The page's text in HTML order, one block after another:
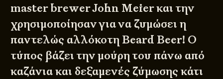
master brewer John Meier και την
χρησιμοποίησαν για να ζυμώσει η
παντελώς αλλόκοτη Beard Beer! Ο
τύπος βάζει την μούρη του πάνω από
καζάνια και δεξαμενές ζύμωσης κάτι